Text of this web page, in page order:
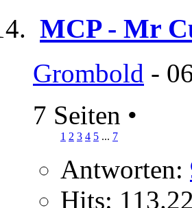
MCP - Mr
Grombold -
7 Seiten •
1 2 3 4 5 ... 7
Antworten:
Hits: